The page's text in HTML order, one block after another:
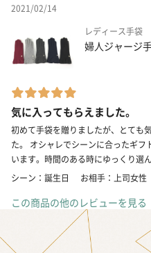
2021/02/14
レディース手袋
婦人ジャージ
気に入ってもらえました。
初めて手袋を贈りましたが、とても
た。 オシャレでシーンに合ったギ
います。時間のある時にゆっくり選
シーン：誕生日
お相手：上司女性
この商品の他のレビューを見る